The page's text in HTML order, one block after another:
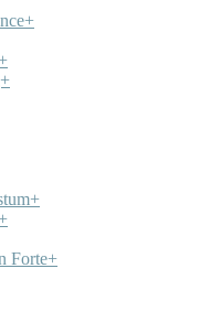
Forte+